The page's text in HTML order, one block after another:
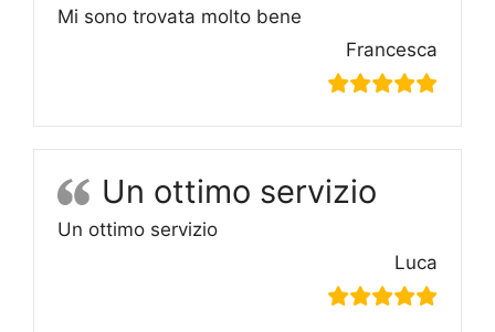
Mi sono trovata molto bene
Francesca
Un ottimo servizio
Un ottimo servizio
Luca